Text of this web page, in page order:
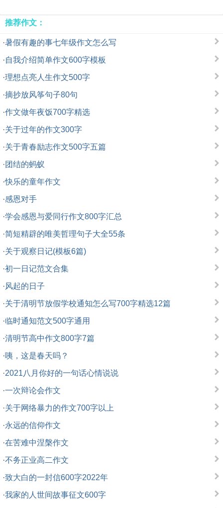
推荐作文：
·暑假有趣的事七年级作文怎么写
·自我介绍简单作文600字模板
·理想点亮人生作文500字
·摘抄放风筝句子80句
·作文做年夜饭700字精选
·关于过年的作文300字
·关于青春励志作文500字五篇
·团结的蚂蚁
·快乐的童年作文
·感恩对手
·学会感恩与爱同行作文800字汇总
·简短精辟的唯美哲理句子大全55条
·关于观察日记(模板6篇)
·初一日记范文合集
·风起的日子
·关于清明节放假学校通知怎么写700字精选12篇
·临时通知范文500字通用
·清明节高中作文800字7篇
·咦，这是春天吗？
·2021八月你好的一句话心情说说
·一次辩论会作文
·关于网络暴力的作文700字以上
·永远的信仰作文
·在苦难中涅槃作文
·不务正业高二作文
·致大白的一封信600字2022年
·我家的人世间故事征文600字